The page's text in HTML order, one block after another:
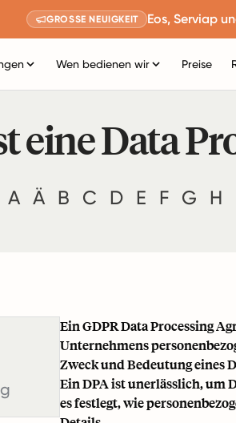
GROSSE NEUIGKEIT Eos, Serviap
Wen bedienen wir Preise
eine Data
A Ä B C D E F G H
Ein GDPR Data Processing
Unternehmens
Zweck und Bedeutung eines
Ein DPA ist unerlässlich, um
es festlegt, wie